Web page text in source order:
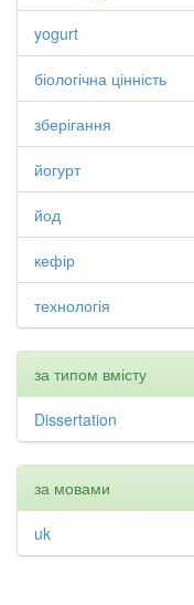
yogurt
біологічна цінність
зберігання
йогурт
йод
кефір
технологія
за типом вмісту
Dissertation
за мовами
uk